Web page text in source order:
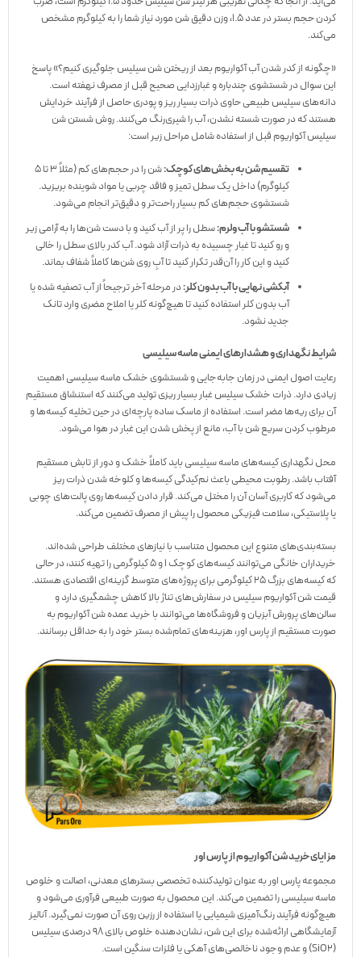
کردن حجم بستر در عدد ۱.۵، وزن دقیق شن مورد نیاز شما را به کیلوگرم مشخص
می‌کند.
«چگونه از کدر شدن آب آکواریوم بعد از ریختن شن سیلیس جلوگیری کنیم؟» پاسخ
این سوال در شستشوی چندباره و غبارزدایی صحیح قبل از مصرف نهفته است.
دانه‌های سیلیس طبیعی حاوی ذرات بسیار ریز و پودری حاصل از فرآیند خردایش
هستند که در صورت شسته نشدن، آب را شیری‌رنگ می‌کنند. روش شستن شن
سیلیس آکواریوم قبل از استفاده شامل مراحل زیر است:
تقسیم شن به بخش‌های کوچک:
شن را در حجم‌های کم (مثلاً ۳ تا ۵
کیلوگرم) داخل یک سطل تمیز و فاقد چربی یا مواد شوینده بریزید.
شستشوی حجم‌های کم بسیار راحت‌تر و دقیق‌تر انجام می‌شود.
شستشو با آب ولرم:سطل را پر از آب کنید و با دست شن‌ها را به آرامی زیر
و رو کنید تا غبار چسبیده به ذرات آزاد شود. آب کدر بالای سطل را خالی
کنید و این کار را آن‌قدر تکرار کنید تا آبِ روی شن‌ها کاملاً شفاف بماند.
آبکشی نهایی با آب بدون کلر:در مرحله آخر ترجیحاً از آب تصفیه شده یا
آب بدون کلر استفاده کنید تا هیچ‌گونه کلر یا املاح مضری وارد تانک
جدید نشود.
شرایط نگهداری و هشدارهای ایمنی ماسه سیلیسی
رعایت اصول ایمنی در زمان جابه‌جایی و شستشوی خشک ماسه سیلیسی اهمیت
زیادی دارد. ذرات خشک سیلیس غبار بسیار ریزی تولید می‌کنند که استنشاق مستقیم
آن برای ریه‌ها مضر است. استفاده از ماسک ساده پارچه‌ای در حین تخلیه کیسه‌ها و
مرطوب کردن سریع شن با آب، مانع از پخش شدن این غبار در هوا می‌شود.
محل نگهداری کیسه‌های ماسه سیلیسی باید کاملاً خشک و دور از تابش مستقیم
آفتاب باشد. رطوبت محیطی باعث نم‌کیدگی کیسه‌ها و کلوخه شدن ذرات ریز
می‌شود که کاربری آسان آن را مختل می‌کند. قرار دادن کیسه‌ها روی پالت‌های چوبی
یا پلاستیکی، سلامت فیزیکی محصول را پیش از مصرف تضمین می‌کند.
بسته‌بندی‌های متنوع این محصول متناسب با نیازهای مختلف طراحی شده‌اند.
خریداران خانگی می‌توانند کیسه‌های کوچک ۱ و ۵ کیلوگرمی را تهیه کنند، در حالی
که کیسه‌های بزرگ ۲۵ کیلوگرمی برای پروژه‌های متوسط گزینه‌ای اقتصادی هستند.
قیمت شن آکواریوم سیلیس در سفارش‌های تناژ بالا کاهش چشمگیری دارد و
سالن‌های پرورش آبزیان و فروشگاه‌ها می‌توانند با خرید عمده شن آکواریوم به
صورت مستقیم از پارس اور، هزینه‌های تمام‌شده بستر خود را به حداقل برسانند.
مزایای خرید شن آکواریوم از پارس اور
مجموعه پارس اور به عنوان تولیدکننده تخصصی بسترهای معدنی، اصالت و خلوص
ماسه سیلیسی را تضمین می‌کند. این محصول به صورت طبیعی فرآوری می‌شود و
هیچ‌گونه فرآیند رنگ‌آمیزی شیمیایی یا استفاده از رزین روی آن صورت نمی‌گیرد. آنالیز
آزمایشگاهی ارائه‌شده برای این شن، نشان‌دهنده خلوص بالای ۹۸ درصدی سیلیس
(
SiO2) و عدم وجود ناخالصی‌های آهکی یا فلزات سنگین است.